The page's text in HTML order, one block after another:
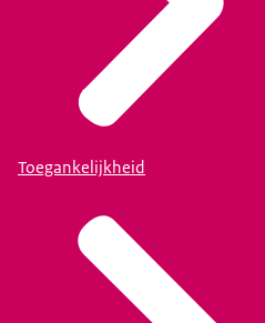
Toegankelijkheid